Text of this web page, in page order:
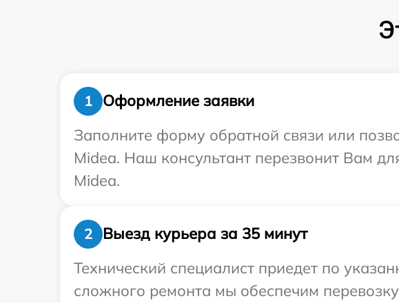
1
Оформление заявки
Заполните форму обратной связи или
Midea. Наш консультант перезвонит Вам
Midea.
2
Выезд курьера за 35 минут
Технический специалист приедет по
сложного ремонта мы обеспечим